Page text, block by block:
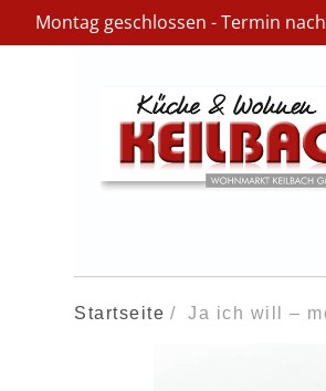
Montag geschlossen - Termin
Startseite Ja ich will –